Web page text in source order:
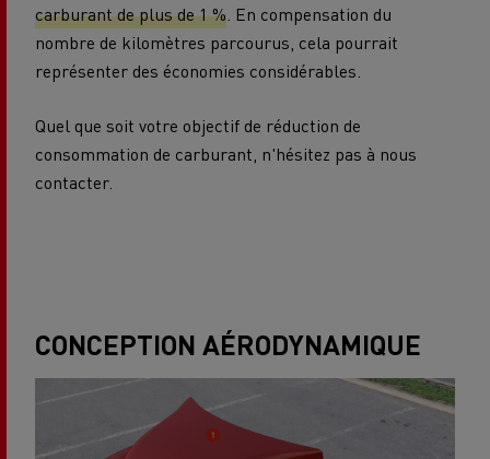
carburant de plus de 1 % . En compensation du
nombre de kilomètres parcourus, cela pourrait
représenter des économies considérables.
Quel que soit votre objectif de réduction de
consommation de carburant, n'hésitez pas à nous
contacter.
CONCEPTION AÉRODYNAMIQUE